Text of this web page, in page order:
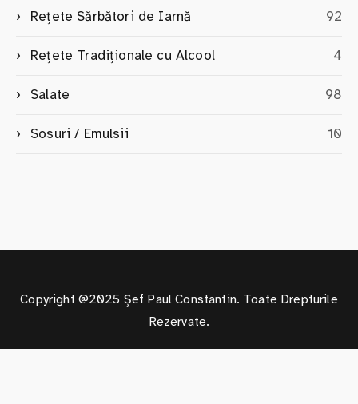
Rețete Sărbători de Iarnă 92
Rețete Tradiționale cu Alcool 4
Salate 98
Sosuri / Emulsii 10
Copyright @2025 Șef Paul Constantin. Toate Drepturile
Rezervate.